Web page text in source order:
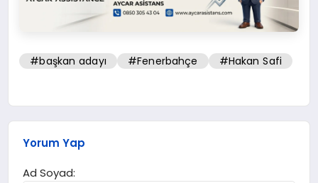
#başkan adayı #Fenerbahçe #Hakan Safi
Yorum Yap
Ad Soyad: